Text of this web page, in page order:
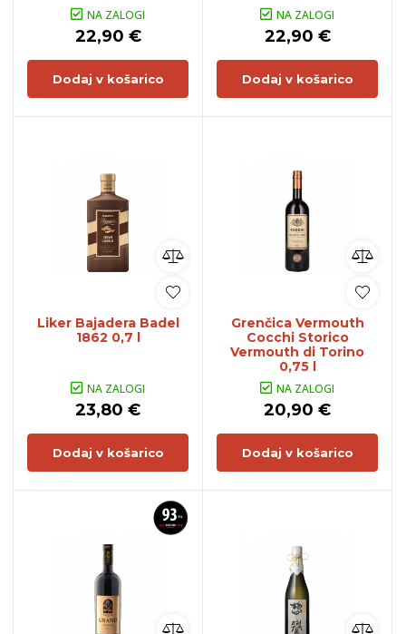
NA ZALOGI
22,90 €
Dodaj v košarico
NA ZALOGI
22,90 €
Dodaj v košarico
Liker Bajadera Badel
1862 0,7 l
NA ZALOGI
23,80 €
Dodaj v košarico
Grenčica Vermouth
Cocchi Storico
Vermouth di Torino
0,75 l
NA ZALOGI
20,90 €
Dodaj v košarico